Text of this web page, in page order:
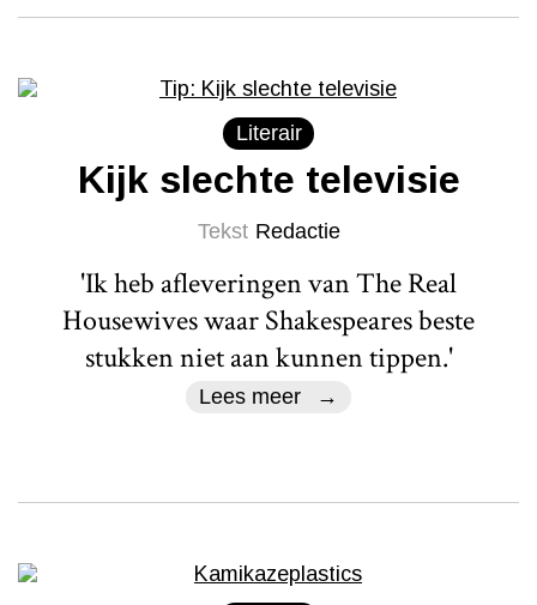
Literair
Kijk slechte televisie
Tekst Redactie
'Ik heb afleveringen van The Real
Housewives waar Shakespeares beste
stukken niet aan kunnen tippen.'
Lees meer